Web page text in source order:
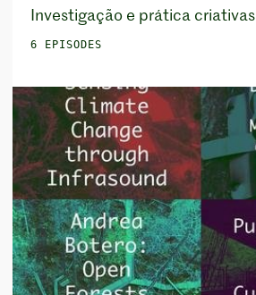
Investigação e prática criativas
6 EPISODES